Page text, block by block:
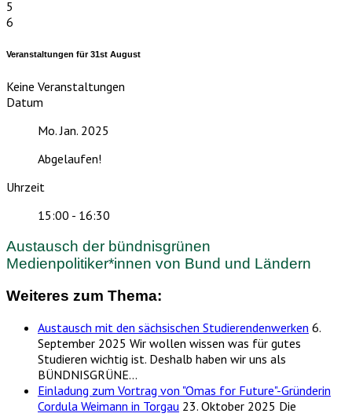
5
6
Veranstaltungen für31st August
Keine Veranstaltungen
Datum
Mo. Jan. 2025
Abgelaufen!
Uhrzeit
15:00 - 16:30
Austausch der bündnisgrünen
Medienpolitiker*innen von Bund und Ländern
Weiteres zum Thema:
Austausch mit den sächsischen Studierendenwerken 6.
September 2025 Wir wollen wissen was für gutes
Studieren wichtig ist. Deshalb haben wir uns als
BÜNDNISGRÜNE…
Einladung zum Vortrag von "Omas for Future"-Gründerin
Cordula Weimann in Torgau 23. Oktober 2025 Die